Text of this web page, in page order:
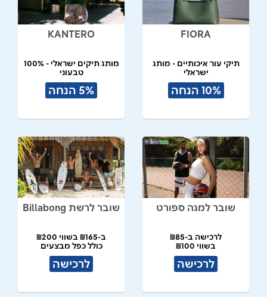
FIORA
תיקי עור איכותיים - מותג
ישראלי
10% הנחה
KANTERO
מותג תיקים ישראלי - 100%
טבעוני
תל אביב
5% הנחה
שובר למגה ספורט
לרכישה ב-₪85
בשווי ₪100
לרכישה
שובר לרשת Billabong
ב-₪165 בשווי ₪200
כולל כפל מבצעים
לרכישה